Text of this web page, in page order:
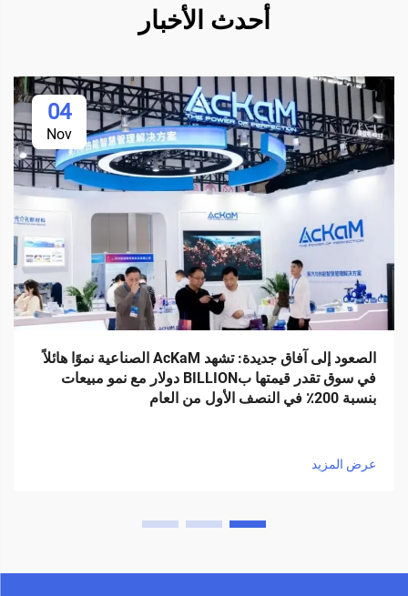
أحدث الأخبار
04
Nov
الصعود إلى آفاق جديدة: تشهد AcKaM الصناعية نموًا هائلاً
في سوق تقدر قيمتها بBILLION دولار مع نمو مبيعات
بنسبة 200٪ في النصف الأول من العام
عرض المزيد